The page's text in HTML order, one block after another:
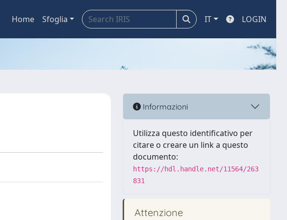
Home Sfoglia IT LOGIN
Informazioni
Utilizza questo identificativo per
citare o creare un link a questo
documento:
https://hdl.handle.net/11564/263
831
Attenzione